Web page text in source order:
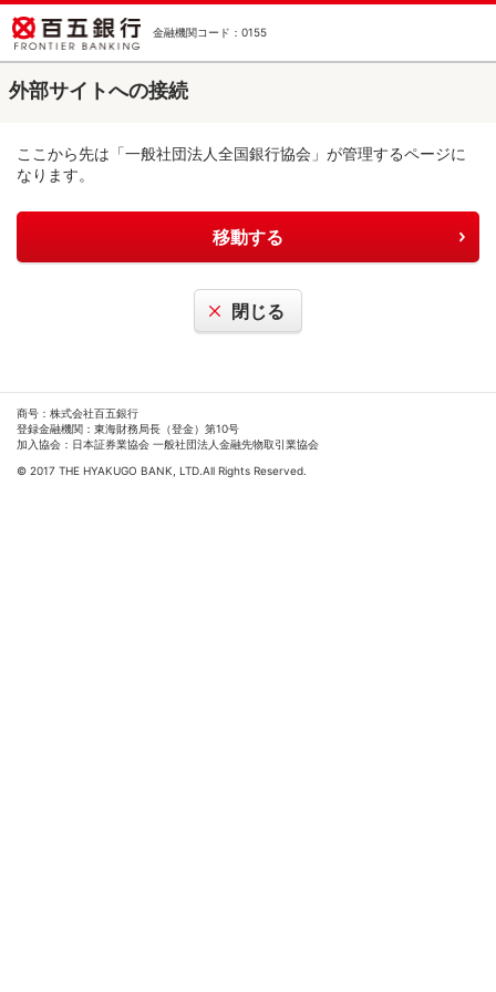
金融機関コード：0155
外部サイトへの接続
ここから先は「一般社団法人全国銀行協会」が管理するページに
なります。
移動する
閉じる
商号：株式会社百五銀行
登録金融機関：東海財務局長（登金）第10号
加入協会：日本証券業協会 一般社団法人金融先物取引業協会
© 2017 THE HYAKUGO BANK, LTD.All Rights Reserved.